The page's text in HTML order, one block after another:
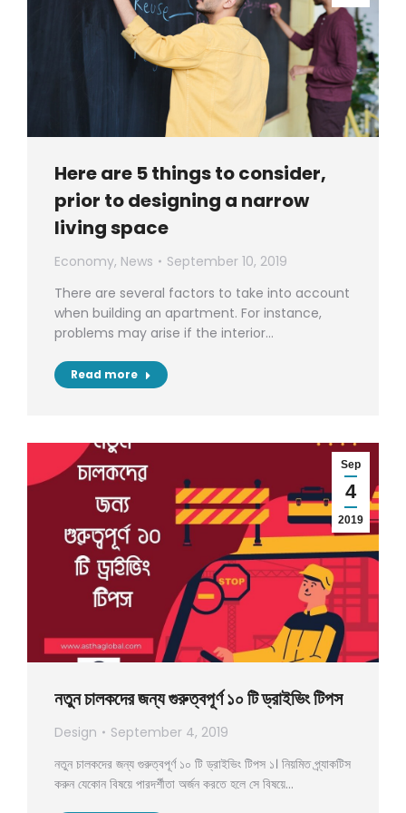
Here are 5 things to consider,
prior to designing a narrow
living space
Economy, News
September 10, 2019
There are several factors to take into account
when building an apartment. For instance,
problems may arise if the interior…
Read more
Sep
4
2019
নতুন চালকদের জন্য গুরুত্বপূর্ণ ১০ টি ড্রাইভিং টিপস
Design
September 4, 2019
নতুন চালকদের জন্য গুরুত্বপূর্ণ ১০ টি ড্রাইভিং টিপস ১। নিয়মিত প্র্যাকটিস
করুন যেকোন বিষয়ে পারদর্শীতা অর্জন করতে হলে সে বিষয়ে…